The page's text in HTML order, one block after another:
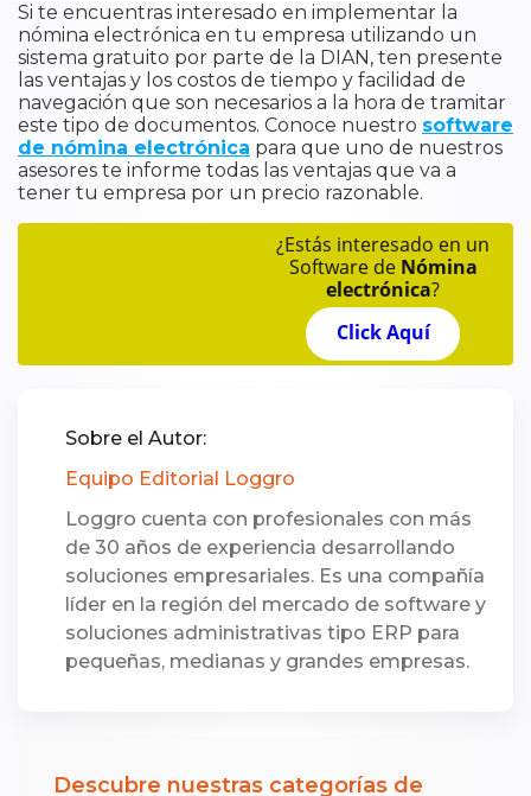
Si te encuentras interesado en implementar la
nómina electrónica en tu empresa utilizando un
sistema gratuito por parte de la DIAN, ten presente
las ventajas y los costos de tiempo y facilidad de
navegación que son necesarios a la hora de tramitar
este tipo de documentos. Conoce nuestro software
de nómina electrónica para que uno de nuestros
asesores te informe todas las ventajas que va a
tener tu empresa por un precio razonable.
¿Estás interesado en un
Software de Nómina
electrónica?
Click Aquí
Sobre el Autor:
Equipo Editorial Loggro
Loggro cuenta con profesionales con más
de 30 años de experiencia desarrollando
soluciones empresariales. Es una compañía
líder en la región del mercado de software y
soluciones administrativas tipo ERP para
pequeñas, medianas y grandes empresas.
Descubre nuestras categorías de